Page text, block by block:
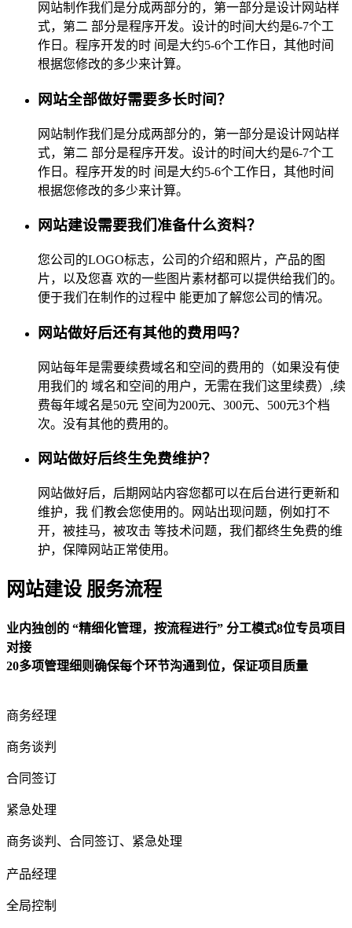
网站制作我们是分成两部分的，第一部分是设计网站样
式，第二 部分是程序开发。设计的时间大约是6-7个工
作日。程序开发的时 间是大约5-6个工作日，其他时间
根据您修改的多少来计算。
网站全部做好需要多长时间？
网站制作我们是分成两部分的，第一部分是设计网站样
式，第二 部分是程序开发。设计的时间大约是6-7个工
作日。程序开发的时 间是大约5-6个工作日，其他时间
根据您修改的多少来计算。
网站建设需要我们准备什么资料？
您公司的LOGO标志，公司的介绍和照片，产品的图
片，以及您喜 欢的一些图片素材都可以提供给我们的。
便于我们在制作的过程中 能更加了解您公司的情况。
网站做好后还有其他的费用吗？
网站每年是需要续费域名和空间的费用的（如果没有使
用我们的 域名和空间的用户，无需在我们这里续费）,续
费每年域名是50元 空间为200元、300元、500元3个档
次。没有其他的费用的。
网站做好后终生免费维护？
网站做好后，后期网站内容您都可以在后台进行更新和
维护，我 们教会您使用的。网站出现问题，例如打不
开，被挂马，被攻击 等技术问题，我们都终生免费的维
护，保障网站正常使用。
网站建设 服务流程
业内独创的 “精细化管理，按流程进行” 分工模式8位专员项目
对接
20多项管理细则确保每个环节沟通到位，保证项目质量
商务经理
商务谈判
合同签订
紧急处理
商务谈判、合同签订、紧急处理
产品经理
全局控制